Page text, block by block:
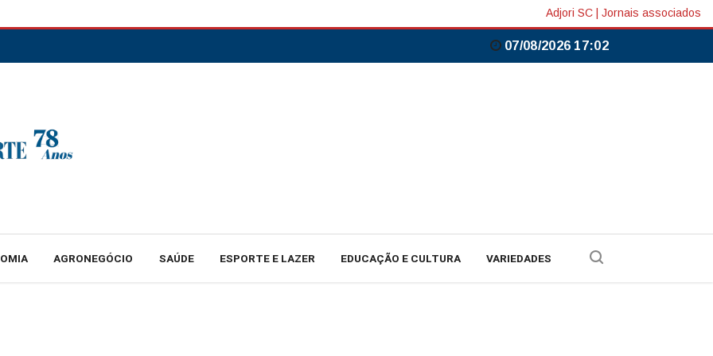
Adjori SC Jornais associados
07/08/2026 17:02
AGRONEGÓCIO SAÚDE ESPORTE E LAZER EDUCAÇÃO E CULTURA VARIEDADES